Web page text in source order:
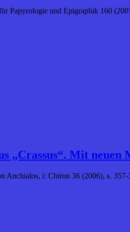
Papyrologie und Epigraphik 160
„Crassus“. Mit neuen
Anchialos, i: Chiron 36 (2006), s. 357-